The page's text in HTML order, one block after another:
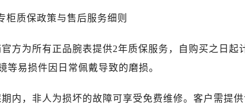
长春市朝阳区西安大路727号中银大厦A座(旺进大厦)18
石家庄市长安区中山东路39号勒泰中心写字楼B座13层07
柜质保政策与售后服务细则
方为所有正品腕表提供2年质保服务，自购买之日
等易损件因日常佩戴导致的磨损。
内，非人为损坏的故障可享受免费维修。客户需提